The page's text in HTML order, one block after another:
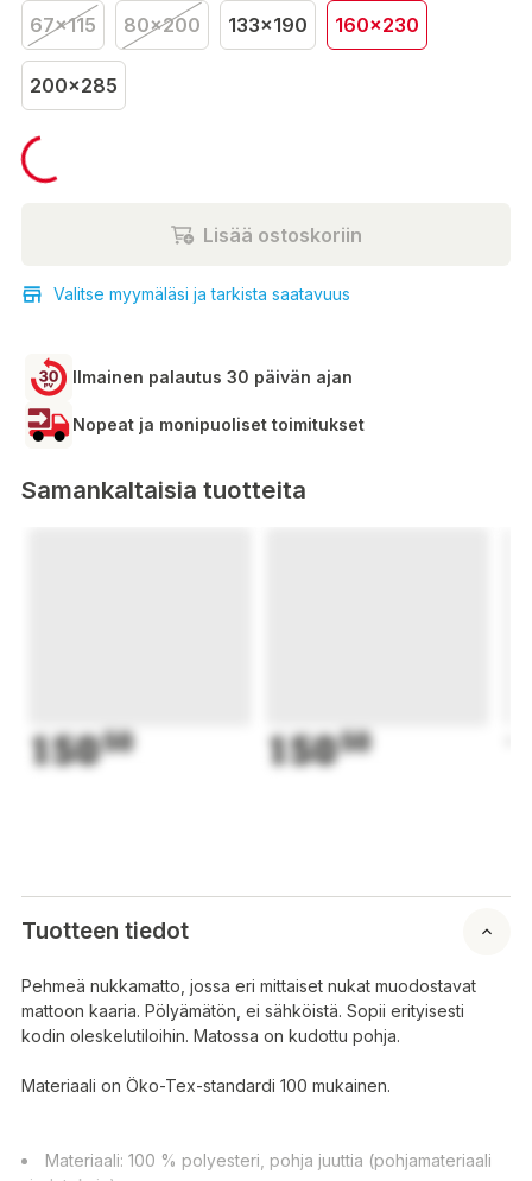
67x115 80x200 133x190 160x230
200x285
79,90 €
Lisää ostoskoriin
Valitse myymäläsi ja tarkista saatavuus
Ilmainen palautus 30 päivän ajan
Nopeat ja monipuoliset toimitukset
Samankaltaisia tuotteita
15050 15050
Tuotteen tiedot
Pehmeä nukkamatto, jossa eri mittaiset nukat muodostavat
mattoon kaaria. Pölyämätön, ei sähköistä. Sopii erityisesti
kodin oleskelutiloihin. Matossa on kudottu pohja.
Materiaali on Öko-Tex-standardi 100 mukainen.
Materiaali: 100 % polyesteri, pohja juuttia (pohjamateriaali